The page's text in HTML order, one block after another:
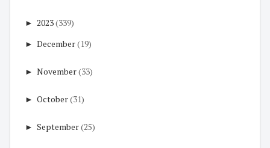
► 2023(339)
► December(19)
► November(33)
► October(31)
► September(25)